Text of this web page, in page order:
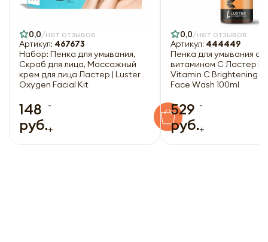
0,0 нет отзывов
Артикул: 467673
Набор: Пенка для умывания,
Скраб для лица, Массажный
крем для лица Ластер | Luster
Oxygen Facial Kit
148
руб.
-
+
0,0 нет отзывов
Артикул: 444449
Пенка для умывания с
витамином С Ластер |
Vitamin C Brightening
Face Wash 100ml
529
руб.
-
+